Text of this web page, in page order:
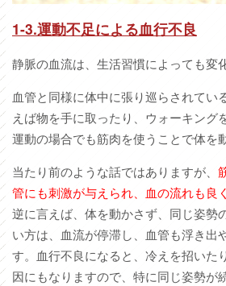
1-3.運動不足による血行不良
静脈の血流は、生活習慣によっても変
血管と同様に体中に張り巡らされてい
えば物を手に取ったり、ウォーキング
運動の場合でも筋肉を使うことで体を
当たり前のような話ではありますが、
管にも刺激が与えられ、血の流れも良
逆に言えば、体を動かさず、同じ姿勢
い方は、血流が停滞し、血管も浮き出
す。血行不良になると、冷えを招いた
因にもなりますので、特に同じ姿勢が